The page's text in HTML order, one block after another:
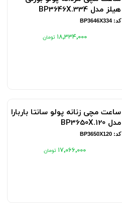
هیلز مدل BP3646X.334
کد: BP3646X334
۱۸٬۳۳۴٬۰۰۰
ساعت مچی زنانه پولو سانتا باربارا
مدل BP3650X.120
کد: BP3650X120
۱۷٬۰۶۶٬۰۰۰